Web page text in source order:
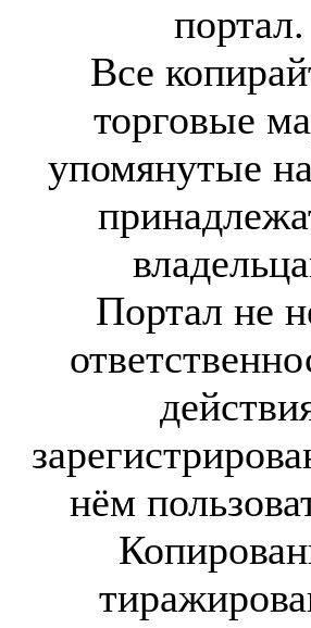
портал.
Все
торговые
упомянутые
Портал не
нём